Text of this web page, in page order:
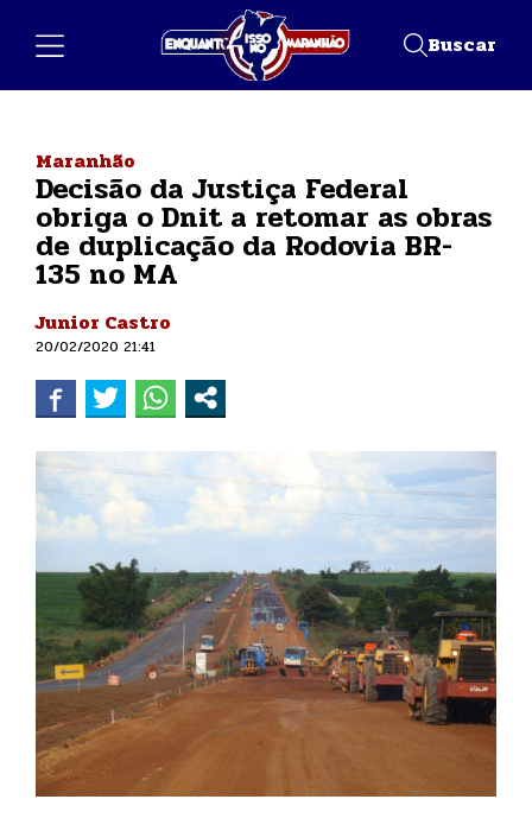
Buscar
Maranhão
Decisão da Justiça Federal
obriga o Dnit a retomar as obras
de duplicação da Rodovia BR-
135 no MA
Junior Castro
20/02/2020 21:41